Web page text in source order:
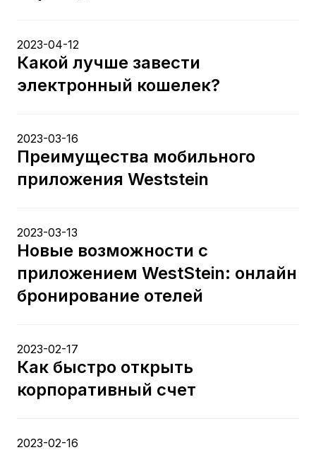
2023-04-12
Какой лучше завести
электронный кошелек?
2023-03-16
Преимущества мобильного
приложения Weststein
2023-03-13
Новые возможности с
приложением WestStein: онлайн
бронирование отелей
2023-02-17
Как быстро открыть
корпоративный счет
2023-02-16